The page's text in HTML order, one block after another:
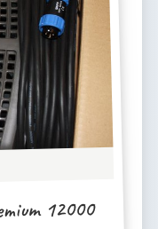
12000